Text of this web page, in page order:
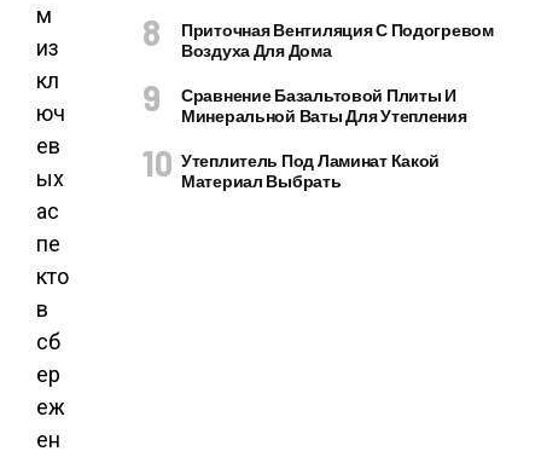
м
из
кл
юч
ев
ых
ас
пе
кто
в
сб
ер
еж
ен
Приточная Вентиляция С Подогревом
Воздуха Для Дома
Сравнение Базальтовой Плиты И
Минеральной Ваты Для Утепления
Утеплитель Под Ламинат Какой
Материал Выбрать